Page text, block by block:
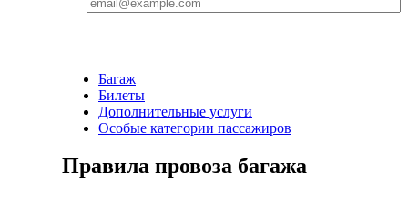
Багаж
Билеты
Дополнительные услуги
Особые категории пассажиров
Правила провоза багажа